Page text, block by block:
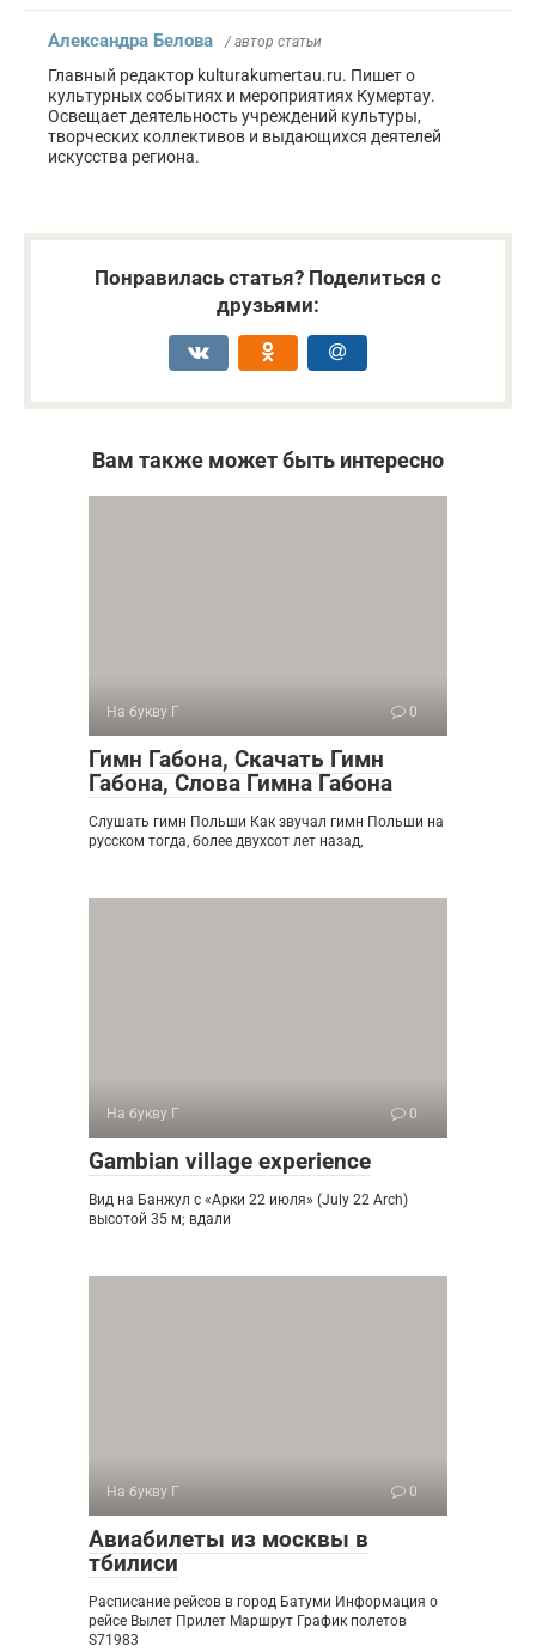
Александра Белова / автор статьи
Главный редактор kulturakumertau.ru. Пишет о
культурных событиях и мероприятиях Кумертау.
Освещает деятельность учреждений культуры,
творческих коллективов и выдающихся деятелей
искусства региона.
Понравилась статья? Поделиться с
друзьями:
Вам также может быть интересно
На букву Г 0
Гимн Габона, Скачать Гимн
Габона, Слова Гимна Габона
Слушать гимн Польши Как звучал гимн Польши на
русском тогда, более двухсот лет назад,
На букву Г 0
Gambian village experience
Вид на Банжул с «Арки 22 июля» (July 22 Arch)
высотой 35 м; вдали
На букву Г 0
Авиабилеты из москвы в
тбилиси
Расписание рейсов в город Батуми Информация о
рейсе Вылет Прилет Маршрут График полетов
S71983